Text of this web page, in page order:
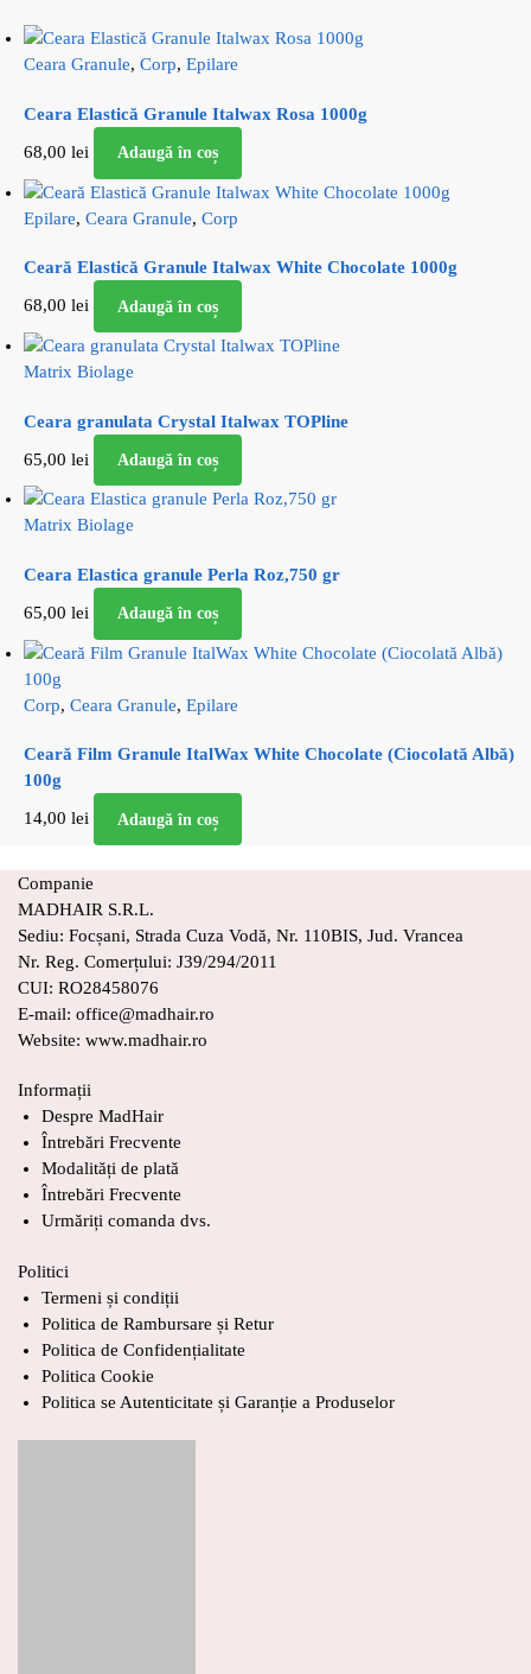
Ceara Granule, Corp, Epilare
Ceara Elastică Granule Italwax Rosa 1000g
68,00 lei Adaugă în coș
Epilare, Ceara Granule, Corp
Ceară Elastică Granule Italwax White Chocolate 1000g
68,00 lei Adaugă în coș
Matrix Biolage
Ceara granulata Crystal Italwax TOPline
65,00 lei Adaugă în coș
Matrix Biolage
Ceara Elastica granule Perla Roz,750 gr
65,00 lei Adaugă în coș
Corp, Ceara Granule, Epilare
Ceară Film Granule ItalWax White Chocolate (Ciocolată Albă)
100g
14,00 lei Adaugă în coș
Companie
MADHAIR S.R.L.
Sediu: Focșani, Strada Cuza Vodă, Nr. 110BIS, Jud. Vrancea
Nr. Reg. Comerțului: J39/294/2011
CUI: RO28458076
E-mail: office@madhair.ro
Website: www.madhair.ro
Informații
Despre MadHair
Întrebări Frecvente
Modalități de plată
Întrebări Frecvente
Urmăriți comanda dvs.
Politici
Termeni și condiții
Politica de Rambursare și Retur
Politica de Confidențialitate
Politica Cookie
Politica se Autenticitate și Garanție a Produselor